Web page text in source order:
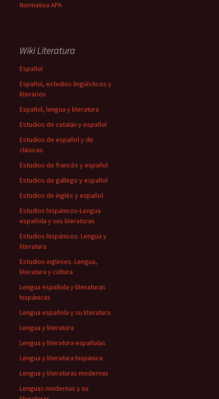
Normativa APA
Wiki Literatura
Español
Español, estudios lingüísticos y
literarios
Español, lengua y literatura
Estudios de catalán y español
Estudios de español y de
clásicas
Estudios de francés y español
Estudios de gallego y español
Estudios de inglés y español
Estudios hispánicos-Lengua
española y sus literaturas
Estudios hispánicos. Lengua y
literatura
Estudios ingleses. Lengua,
literatura y cultura
Lengua española y literaturas
hispánicas
Lengua española y su literatura
Lengua y literatura
Lengua y literatura españolas
Lengua y literatura hispánica
Lengua y literaturas modernas
Lenguas modernas y su